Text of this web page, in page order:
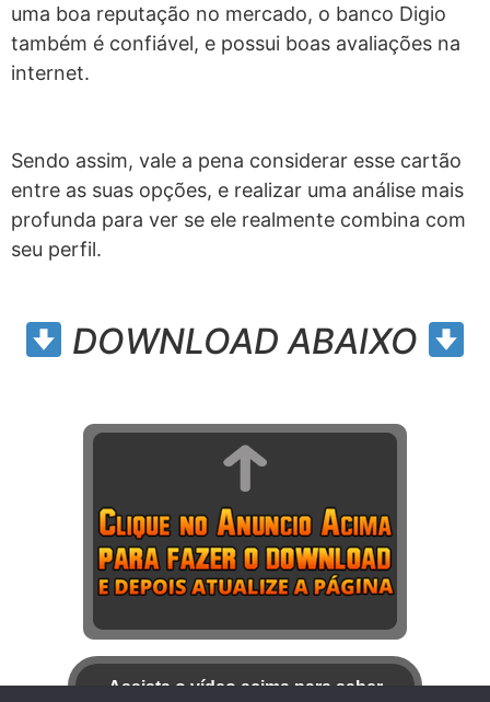
uma boa reputação no mercado, o banco Digio
também é confiável, e possui boas avaliações na
internet.
Sendo assim, vale a pena considerar esse cartão
entre as suas opções, e realizar uma análise mais
profunda para ver se ele realmente combina com
seu perfil.
DOWNLOAD ABAIXO
Assista o vídeo acima para saber